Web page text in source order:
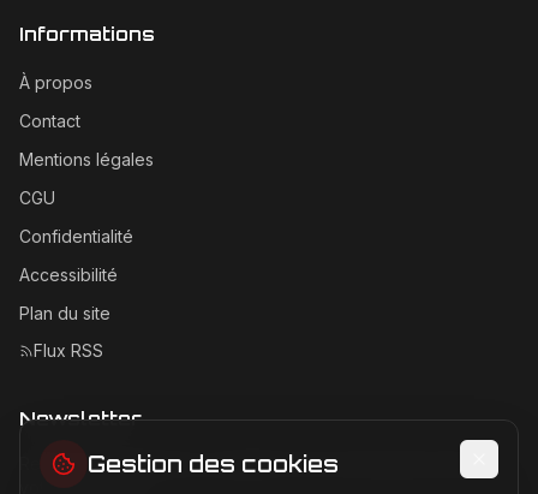
Informations
À propos
Contact
Mentions légales
CGU
Confidentialité
Accessibilité
Plan du site
Flux RSS
Newsletter
Recevez les dernières actualités Ferrari directement dans
Gestion des cookies